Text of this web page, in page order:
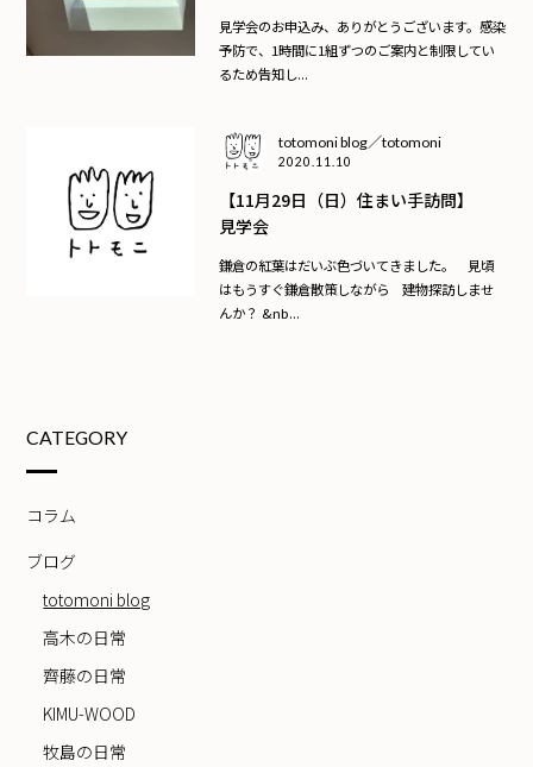
見学会のお申込み、ありがとうございます。感染
予防で、1時間に1組ずつのご案内と制限してい
るため告知し...
totomoni blog／totomoni
2020.11.10
【11月29日（日）住まい手訪問】
見学会
鎌倉の紅葉はだいぶ色づいてきました。 見頃
はもうすぐ鎌倉散策しながら 建物探訪しませ
んか？ &nb...
CATEGORY
コラム
ブログ
totomoni blog
高木の日常
齊藤の日常
KIMU-WOOD
牧島の日常